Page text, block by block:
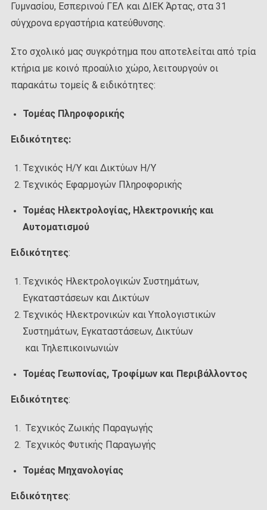
Γυμνασίου, Εσπερινού ΓΕΛ και ΔΙΕΚ Άρτας, στα 31
σύγχρονα εργαστήρια κατεύθυνσης.
Στο σχολικό μας συγκρότημα που αποτελείται από τρία
κτήρια με κοινό προαύλιο χώρο, λειτουργούν οι
παρακάτω τομείς & ειδικότητες:
Τομέας Πληροφορικής
Ειδικότητες:
Τεχνικός Η/Υ και Δικτύων Η/Υ
Τεχνικός Εφαρμογών Πληροφορικής
Τομέας Ηλεκτρολογίας, Ηλεκτρονικής και
Αυτοματισμού
Ειδικότητες:
Τεχνικός Ηλεκτρολογικών Συστημάτων,
Εγκαταστάσεων και Δικτύων
Τεχνικός Ηλεκτρονικών και Υπολογιστικών
Συστημάτων, Εγκαταστάσεων, Δικτύων
και Τηλεπικοινωνιών
Τομέας Γεωπονίας, Τροφίμων και Περιβάλλοντος
Ειδικότητες:
Τεχνικός Ζωικής Παραγωγής
Τεχνικός Φυτικής Παραγωγής
Τομέας Μηχανολογίας
Ειδικότητες: